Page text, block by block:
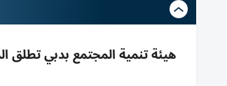
هيئة تنمية المجتمع بدبي تطلق